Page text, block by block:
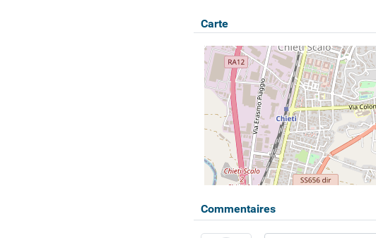
Carte
Commentaires